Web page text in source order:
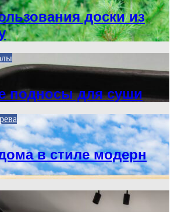
доски из
подносы для суши
в стиле модерн